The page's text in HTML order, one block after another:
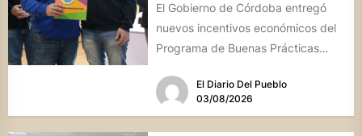
El Gobierno de Córdoba entregó
nuevos incentivos económicos del
Programa de Buenas Prácticas
acto realizado en...
El Diario Del Pueblo
03/08/2026